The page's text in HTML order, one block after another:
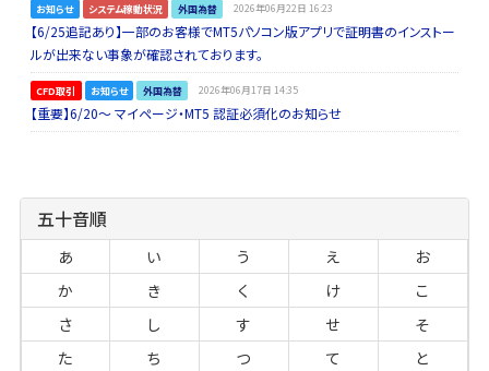
お知らせ システム稼動状況 外国為替 2026年06月22日 16:23
【6/25追記あり】一部のお客様でMT5パソコン版アプリで証明書のインストー
ルが出来ない事象が確認されております。
CFD取引 お知らせ 外国為替 2026年06月17日 14:35
【重要】6/20～ マイページ・MT5 認証必須化のお知らせ
五十音順
あ い う え
お
か
き く け
こ
さ
し す せ
そ
た
ち つ て
と